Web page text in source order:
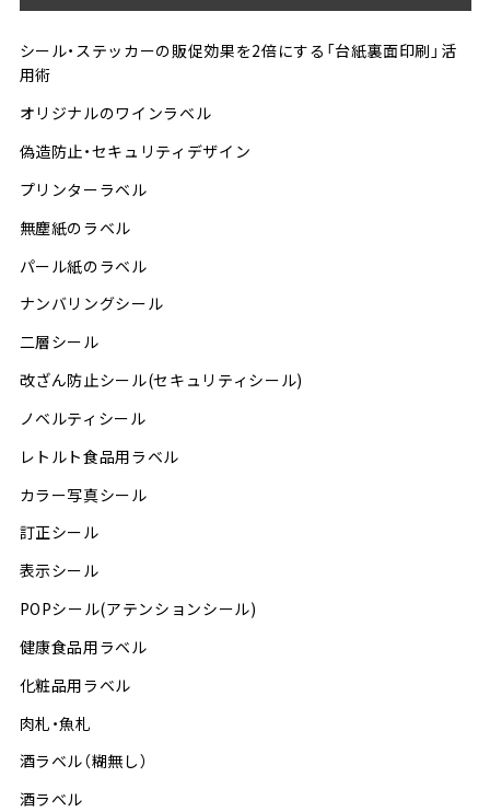
シール・ステッカーの販促効果を2倍にする「台紙裏面印刷」活
用術
オリジナルのワインラベル
偽造防止・セキュリティデザイン
プリンターラベル
無塵紙のラベル
パール紙のラベル
ナンバリングシール
二層シール
改ざん防止シール(セキュリティシール)
ノベルティシール
レトルト食品用ラベル
カラー写真シール
訂正シール
表示シール
POPシール(アテンションシール)
健康食品用ラベル
化粧品用ラベル
肉札・魚札
酒ラベル（糊無し）
酒ラベル